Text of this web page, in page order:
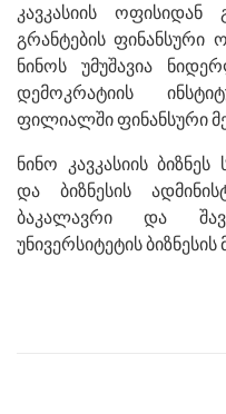
კავკასიის
გრანტების ფინანსური
ნინოს უმუშავია
დემოკრატიის
ფილიალში ფინანსური
ნინო კავკასიის
და ბიზნესის
ბაკალავრი და
უნივერსიტეტის